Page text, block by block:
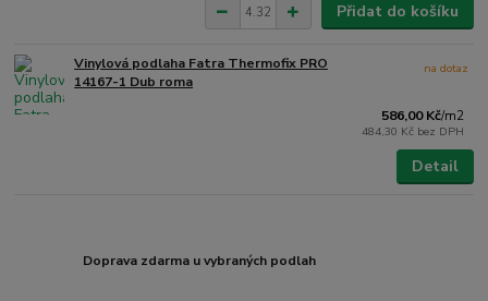
Přidat do košíku
Vinylová podlaha Fatra Thermofix PRO
14167-1 Dub roma
586,00 Kč/m2
484,30 Kč bez DPH
na dotaz
Detail
Doprava zdarma u vybraných podlah